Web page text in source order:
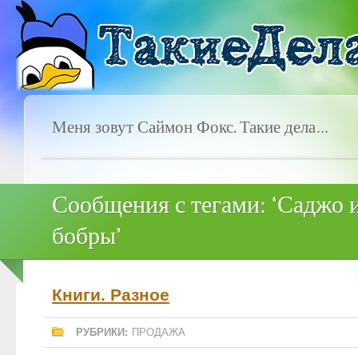
Меня зовут Саймон Фокс. Такие дела…
Сообщения с тегами: ‘Саджо
бобры’
Книги. Разное
РУБРИКИ: ПРОДАЖА